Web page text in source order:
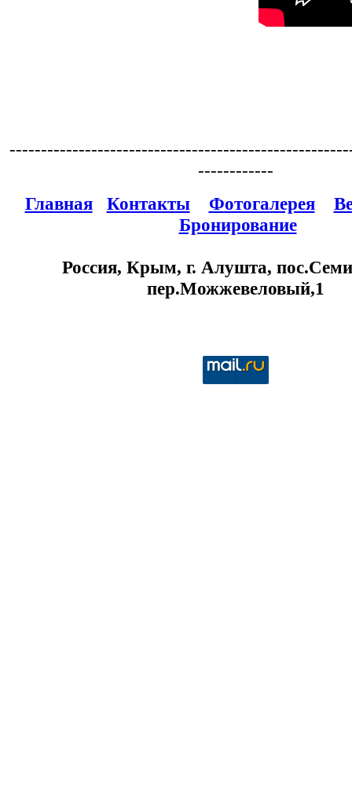
------------
Главная
Контакты Фотогалерея
Бронирование
Россия, Крым, г. Алушта,
пер.Можжевеловый,1